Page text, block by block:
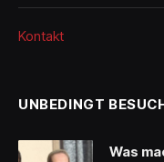
Kontakt
UNBEDINGT
Was